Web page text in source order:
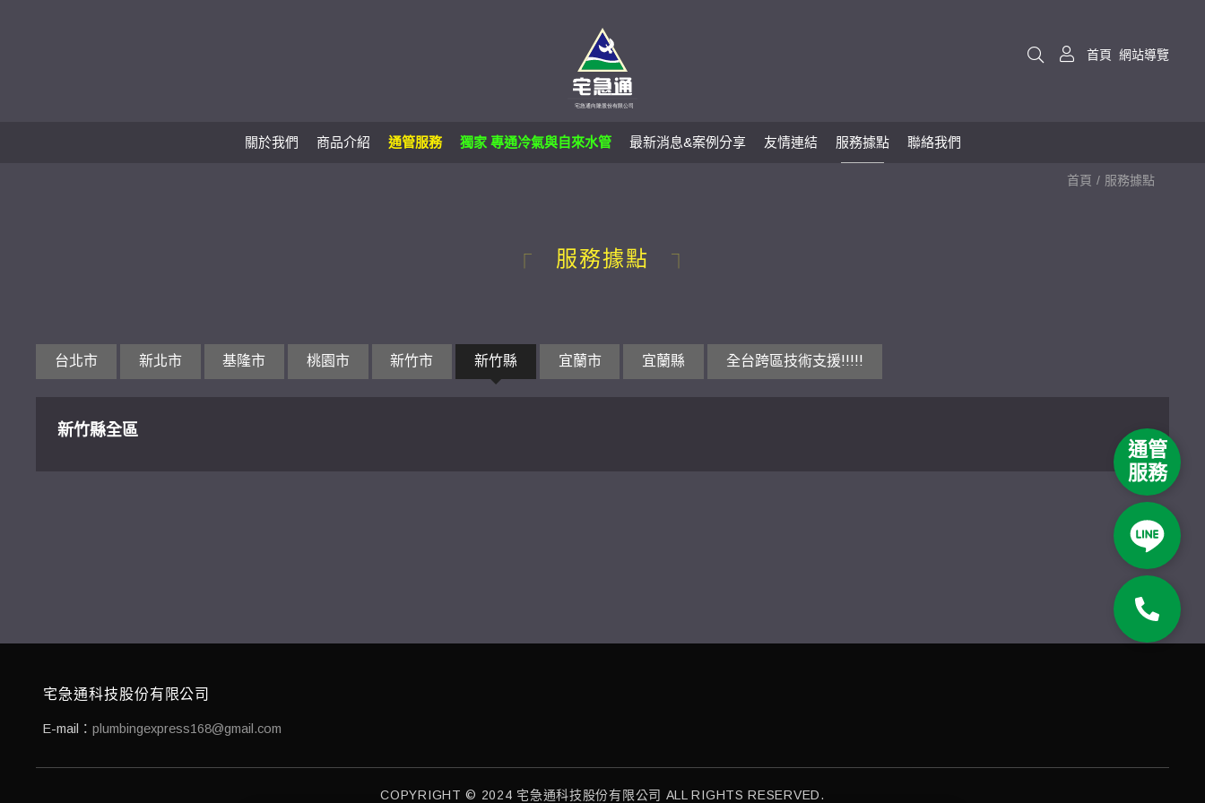
首頁 網站導覽
關於我們 商品介紹 通管服務 獨家 專通冷氣與自來水管 最新消息&案例分享 友情連結 服務據點 聯絡我們
首頁 服務據點
服務據點
台北市 新北市 基隆市 桃園市 新竹市 新竹縣 宜蘭市 宜蘭縣 全台跨區技術支援!!!!!
新竹縣全區
宅急通科技股份有限公司
E-mail：plumbingexpress168@gmail.com
COPYRIGHT © 2024 宅急通科技股份有限公司 ALL RIGHTS RESERVED.
通管
服務